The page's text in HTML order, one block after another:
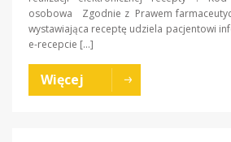
osobowa Zgodnie z Prawem
wystawiająca receptę udziela pacjentowi
e-recepcie […]
Więcej